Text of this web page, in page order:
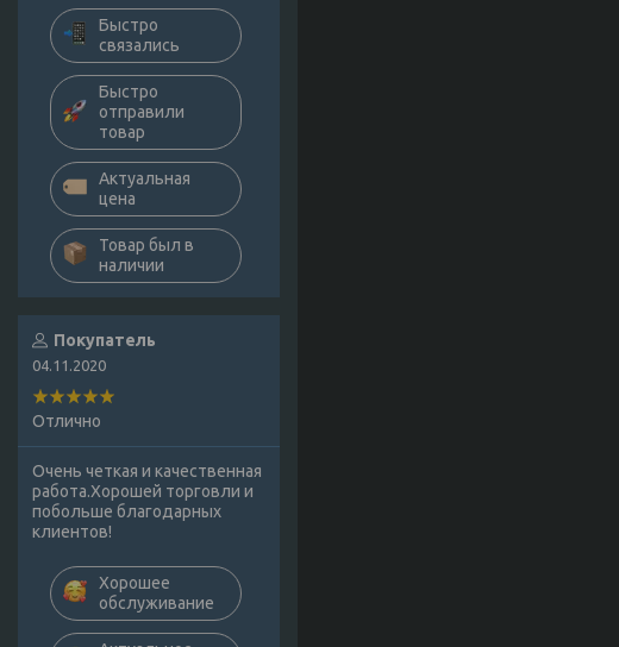
Быстро
связались
Быстро
отправили
товар
Актуальная
цена
Товар был в
наличии
Покупатель
04.11.2020
Отлично
Очень четкая и качественная
работа.Хорошей торговли и
побольше благодарных
клиентов!
Хорошее
обслуживание